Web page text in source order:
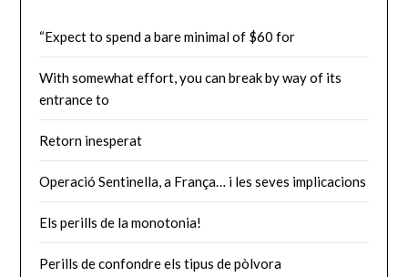
“Expect to spend a bare minimal of $60 for
With somewhat effort, you can break by way of its
entrance to
Retorn inesperat
Operació Sentinella, a França… i les seves implicacions
Els perills de la monotonia!
Perills de confondre els tipus de pòlvora